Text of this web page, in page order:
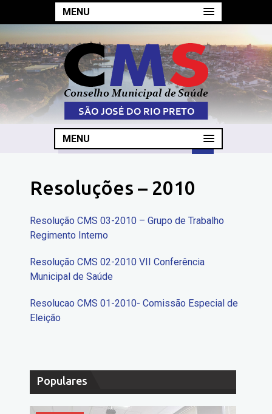
MENU
MENU
Resoluções – 2010
Resolução CMS 03-2010 – Grupo de Trabalho
Regimento Interno
Resolução CMS 02-2010 VII Conferência
Municipal de Saúde
Resolucao CMS 01-2010- Comissão Especial de
Eleição
Populares